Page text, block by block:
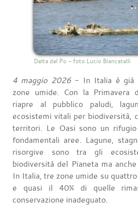
Delta del Po - foto Lucio Biancatelli
4 maggio 2026- In Italia è già
zone umide. Con la Primavera
riapre al pubblico paludi,
ecosistemi vitali per biodiversità,
territori. Le Oasi sono un
fondamentali aree. Lagune,
risorgive sono tra gli
biodiversità del Pianeta ma
In Italia, tre zone umide su
e quasi il 40% di quelle
conservazione inadeguato.